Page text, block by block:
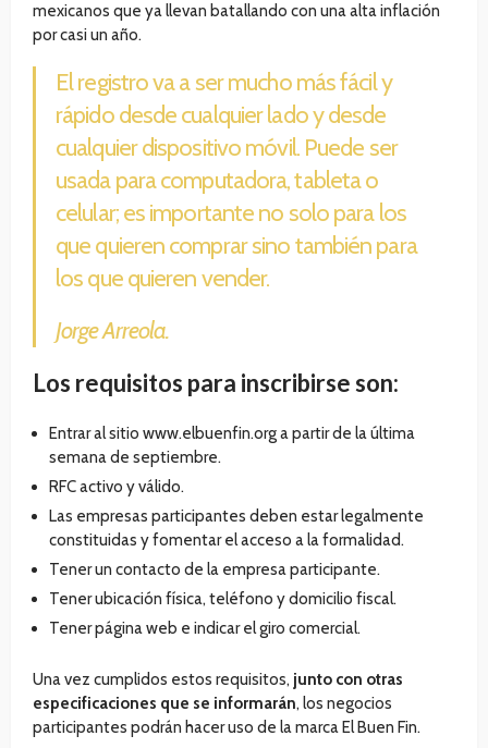
mexicanos que ya llevan batallando con una alta inflación
por casi un año.
El registro va a ser mucho más fácil y
rápido desde cualquier lado y desde
cualquier dispositivo móvil. Puede ser
usada para computadora, tableta o
celular; es importante no solo para los
que quieren comprar sino también para
los que quieren vender.
Jorge Arreola.
Los requisitos para inscribirse son:
Entrar al sitio www.elbuenfin.org a partir de la última
semana de septiembre.
RFC activo y válido.
Las empresas participantes deben estar legalmente
constituidas y fomentar el acceso a la formalidad.
Tener un contacto de la empresa participante.
Tener ubicación física, teléfono y domicilio fiscal.
Tener página web e indicar el giro comercial.
Una vez cumplidos estos requisitos, junto con otras
especificaciones que se informarán, los negocios
participantes podrán hacer uso de la marca El Buen Fin.